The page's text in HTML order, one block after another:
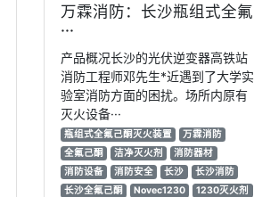
万霖消防：长沙瓶组式全氟
···
产品概况长沙的光伏逆变器高铁站
消防工程师邓先生*近遇到了大学实
验室消防方面的困扰。场所内原有
灭火设备···
瓶组式全氟己酮灭火装置
万霖消防
全氟己酮
洁净灭火剂
消防器材
消防设备
消防安全 长沙
长沙消防
长沙全氟己酮
Novec1230
1230灭火剂